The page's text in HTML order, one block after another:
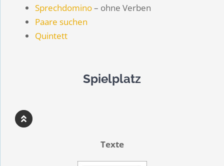
Sprechdomino– ohne Verben
Paare suchen
Quintett
Spielplatz
Texte